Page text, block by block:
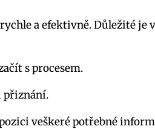
a efektivně. Důležité je
s procesem.
přiznání.
veškeré potřebné